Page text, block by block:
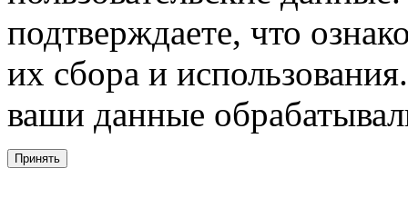
подтверждаете, что
их сбора и
ваши данные
Принять